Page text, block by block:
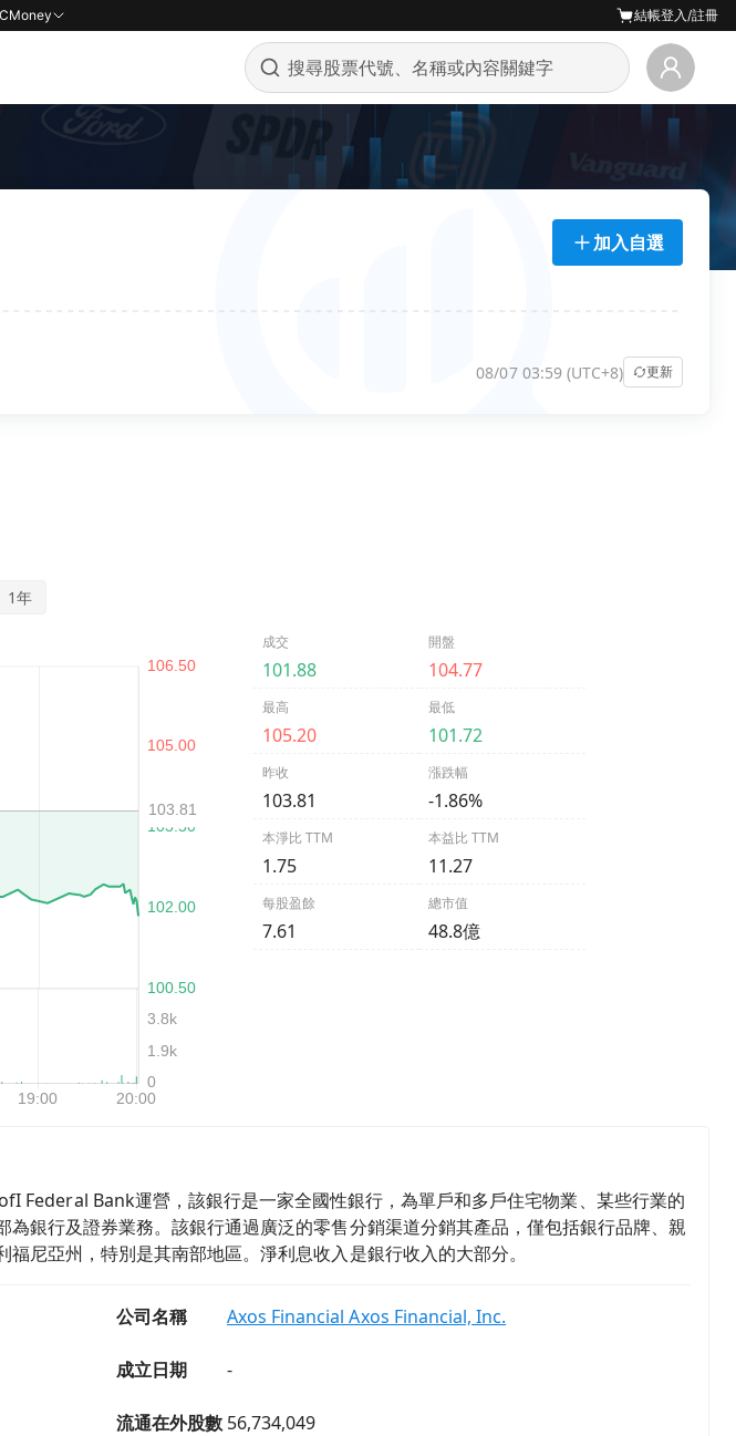
結帳登入/註冊
加入自選
08/07 03:59 (UTC+8) 更新
1年
成交
101.88
開盤
104.77
最高
105.20
最低
101.72
昨收
103.81
漲跌幅
-1.86%
本淨比 TTM
1.75
本益比 TTM
11.27
每股盈餘
7.61
總市值
48.8億
Federal Bank運營，該銀行是一家全國性銀行，為單戶和多戶住宅物業、某些行業的
銀行及證券業務。該銀行通過廣泛的零售分銷渠道分銷其產品，僅包括銀行品牌、親
尼亞州，特別是其南部地區。淨利息收入是銀行收入的大部分。
公司名稱 Axos Financial Axos Financial, Inc.
成立日期 -
流通在外股數 56,734,049